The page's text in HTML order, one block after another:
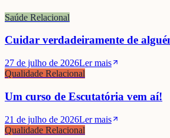
Saúde Relacional
Cuidar verdadeiramente de
27 de julho de 2026Ler mais
Qualidade Relacional
Um curso de Escutatória vem aí!
21 de julho de 2026Ler mais
Qualidade Relacional